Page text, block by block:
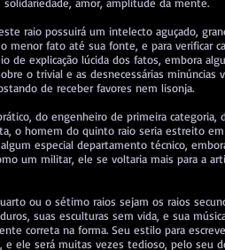
raio possuirá um intelecto aguçado,
menor fato até sua fonte, e para verificar
de explicação lúcida dos fatos, embora
o trivial e as desnecessárias minúncias
de receber favores nem lisonja.
do engenheiro de primeira categoria,
o homem do quinto raio seria estreito
especial departamento técnico,
um militar, ele se voltaria mais para a
ou o sétimo raios sejam os raios
suas esculturas sem vida, e sua
correta na forma. Seu estilo para
e ele será muitas vezes tedioso, pelo seu